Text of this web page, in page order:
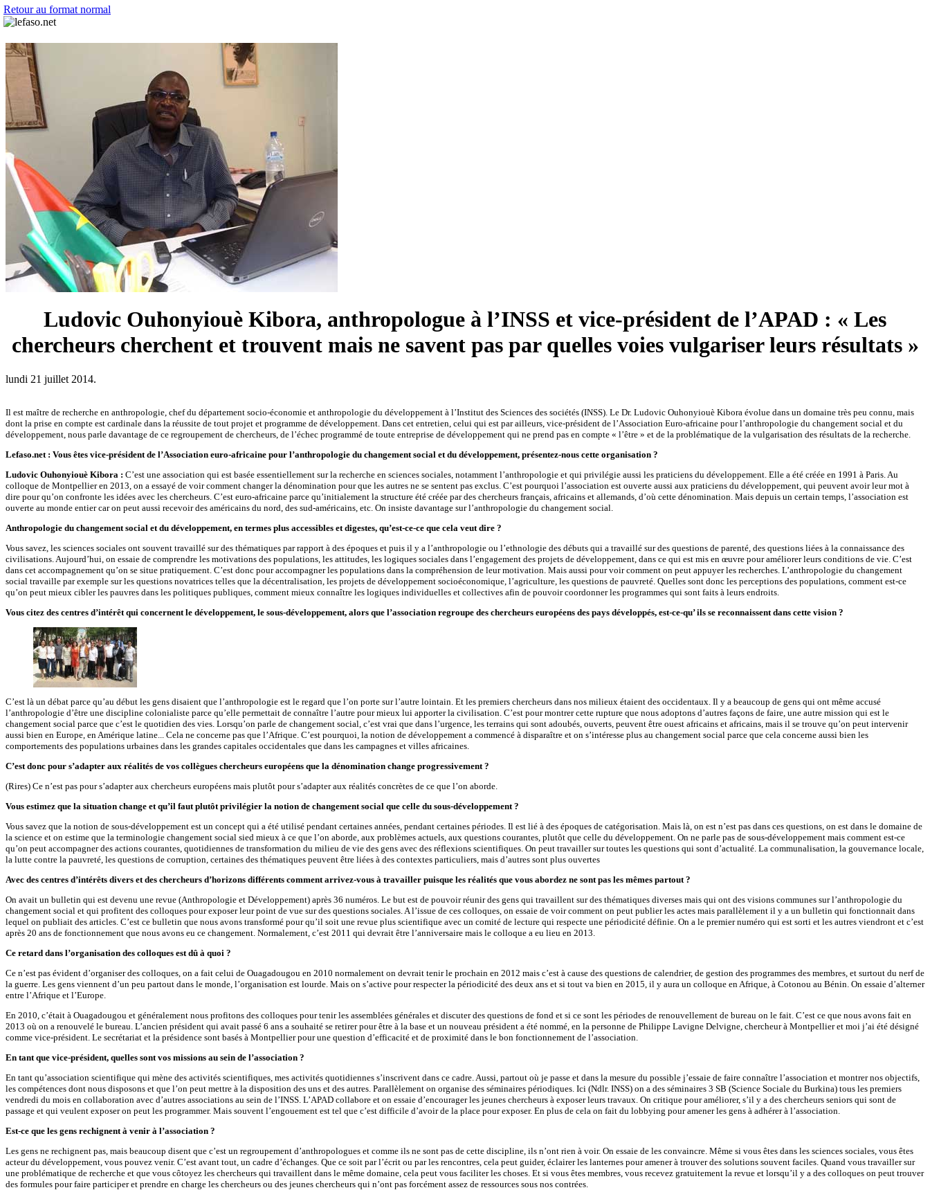
Retour au format normal
Ludovic Ouhonyiouè Kibora, anthropologue à l’INSS et vice-président de l’APAD : « Les
chercheurs cherchent et trouvent mais ne savent pas par quelles voies vulgariser leurs résultats »
lundi 21 juillet 2014.
Il est maître de recherche en anthropologie, chef du département socio-économie et anthropologie du développement à l’Institut des Sciences des sociétés (INSS). Le Dr. Ludovic Ouhonyiouè Kibora évolue dans un domaine très peu connu, mais
dont la prise en compte est cardinale dans la réussite de tout projet et programme de développement. Dans cet entretien, celui qui est par ailleurs, vice-président de l’Association Euro-africaine pour l’anthropologie du changement social et du
développement, nous parle davantage de ce regroupement de chercheurs, de l’échec programmé de toute entreprise de développement qui ne prend pas en compte « l’être » et de la problématique de la vulgarisation des résultats de la recherche.
Lefaso.net : Vous êtes vice-président de l’Association euro-africaine pour l’anthropologie du changement social et du développement, présentez-nous cette organisation ?
Ludovic Ouhonyiouè Kibora : C’est une association qui est basée essentiellement sur la recherche en sciences sociales, notamment l’anthropologie et qui privilégie aussi les praticiens du développement. Elle a été créée en 1991 à Paris. Au
colloque de Montpellier en 2013, on a essayé de voir comment changer la dénomination pour que les autres ne se sentent pas exclus. C’est pourquoi l’association est ouverte aussi aux praticiens du développement, qui peuvent avoir leur mot à
dire pour qu’on confronte les idées avec les chercheurs. C’est euro-africaine parce qu’initialement la structure été créée par des chercheurs français, africains et allemands, d’où cette dénomination. Mais depuis un certain temps, l’association est
ouverte au monde entier car on peut aussi recevoir des américains du nord, des sud-américains, etc. On insiste davantage sur l’anthropologie du changement social.
Anthropologie du changement social et du développement, en termes plus accessibles et digestes, qu’est-ce-ce que cela veut dire ?
Vous savez, les sciences sociales ont souvent travaillé sur des thématiques par rapport à des époques et puis il y a l’anthropologie ou l’ethnologie des débuts qui a travaillé sur des questions de parenté, des questions liées à la connaissance des
civilisations. Aujourd’hui, on essaie de comprendre les motivations des populations, les attitudes, les logiques sociales dans l’engagement des projets de développement, dans ce qui est mis en œuvre pour améliorer leurs conditions de vie. C’est
dans cet accompagnement qu’on se situe pratiquement. C’est donc pour accompagner les populations dans la compréhension de leur motivation. Mais aussi pour voir comment on peut appuyer les recherches. L’anthropologie du changement
social travaille par exemple sur les questions novatrices telles que la décentralisation, les projets de développement socioéconomique, l’agriculture, les questions de pauvreté. Quelles sont donc les perceptions des populations, comment est-ce
qu’on peut mieux cibler les pauvres dans les politiques publiques, comment mieux connaître les logiques individuelles et collectives afin de pouvoir coordonner les programmes qui sont faits à leurs endroits.
Vous citez des centres d’intérêt qui concernent le développement, le sous-développement, alors que l’association regroupe des chercheurs européens des pays développés, est-ce-qu’ ils se reconnaissent dans cette vision ?
C’est là un débat parce qu’au début les gens disaient que l’anthropologie est le regard que l’on porte sur l’autre lointain. Et les premiers chercheurs dans nos milieux étaient des occidentaux. Il y a beaucoup de gens qui ont même accusé
l’anthropologie d’être une discipline colonialiste parce qu’elle permettait de connaître l’autre pour mieux lui apporter la civilisation. C’est pour montrer cette rupture que nous adoptons d’autres façons de faire, une autre mission qui est le
changement social parce que c’est le quotidien des vies. Lorsqu’on parle de changement social, c’est vrai que dans l’urgence, les terrains qui sont adoubés, ouverts, peuvent être ouest africains et africains, mais il se trouve qu’on peut intervenir
aussi bien en Europe, en Amérique latine... Cela ne concerne pas que l’Afrique. C’est pourquoi, la notion de développement a commencé à disparaître et on s’intéresse plus au changement social parce que cela concerne aussi bien les
comportements des populations urbaines dans les grandes capitales occidentales que dans les campagnes et villes africaines.
C’est donc pour s’adapter aux réalités de vos collègues chercheurs européens que la dénomination change progressivement ?
(Rires) Ce n’est pas pour s’adapter aux chercheurs européens mais plutôt pour s’adapter aux réalités concrètes de ce que l’on aborde.
Vous estimez que la situation change et qu’il faut plutôt privilégier la notion de changement social que celle du sous-développement ?
Vous savez que la notion de sous-développement est un concept qui a été utilisé pendant certaines années, pendant certaines périodes. Il est lié à des époques de catégorisation. Mais là, on est n’est pas dans ces questions, on est dans le domaine de
la science et on estime que la terminologie changement social sied mieux à ce que l’on aborde, aux problèmes actuels, aux questions courantes, plutôt que celle du développement. On ne parle pas de sous-développement mais comment est-ce
qu’on peut accompagner des actions courantes, quotidiennes de transformation du milieu de vie des gens avec des réflexions scientifiques. On peut travailler sur toutes les questions qui sont d’actualité. La communalisation, la gouvernance locale,
la lutte contre la pauvreté, les questions de corruption, certaines des thématiques peuvent être liées à des contextes particuliers, mais d’autres sont plus ouvertes
Avec des centres d’intérêts divers et des chercheurs d’horizons différents comment arrivez-vous à travailler puisque les réalités que vous abordez ne sont pas les mêmes partout ?
On avait un bulletin qui est devenu une revue (Anthropologie et Développement) après 36 numéros. Le but est de pouvoir réunir des gens qui travaillent sur des thématiques diverses mais qui ont des visions communes sur l’anthropologie du
changement social et qui profitent des colloques pour exposer leur point de vue sur des questions sociales. A l’issue de ces colloques, on essaie de voir comment on peut publier les actes mais parallèlement il y a un bulletin qui fonctionnait dans
lequel on publiait des articles. C’est ce bulletin que nous avons transformé pour qu’il soit une revue plus scientifique avec un comité de lecture qui respecte une périodicité définie. On a le premier numéro qui est sorti et les autres viendront et c’est
après 20 ans de fonctionnement que nous avons eu ce changement. Normalement, c’est 2011 qui devrait être l’anniversaire mais le colloque a eu lieu en 2013.
Ce retard dans l’organisation des colloques est dû à quoi ?
Ce n’est pas évident d’organiser des colloques, on a fait celui de Ouagadougou en 2010 normalement on devrait tenir le prochain en 2012 mais c’est à cause des questions de calendrier, de gestion des programmes des membres, et surtout du nerf de
la guerre. Les gens viennent d’un peu partout dans le monde, l’organisation est lourde. Mais on s’active pour respecter la périodicité des deux ans et si tout va bien en 2015, il y aura un colloque en Afrique, à Cotonou au Bénin. On essaie d’alterner
entre l’Afrique et l’Europe.
En 2010, c’était à Ouagadougou et généralement nous profitons des colloques pour tenir les assemblées générales et discuter des questions de fond et si ce sont les périodes de renouvellement de bureau on le fait. C’est ce que nous avons fait en
2013 où on a renouvelé le bureau. L’ancien président qui avait passé 6 ans a souhaité se retirer pour être à la base et un nouveau président a été nommé, en la personne de Philippe Lavigne Delvigne, chercheur à Montpellier et moi j’ai été désigné
comme vice-président. Le secrétariat et la présidence sont basés à Montpellier pour une question d’efficacité et de proximité dans le bon fonctionnement de l’association.
En tant que vice-président, quelles sont vos missions au sein de l’association ?
En tant qu’association scientifique qui mène des activités scientifiques, mes activités quotidiennes s’inscrivent dans ce cadre. Aussi, partout où je passe et dans la mesure du possible j’essaie de faire connaître l’association et montrer nos objectifs,
les compétences dont nous disposons et que l’on peut mettre à la disposition des uns et des autres. Parallèlement on organise des séminaires périodiques. Ici (Ndlr. INSS) on a des séminaires 3 SB (Science Sociale du Burkina) tous les premiers
vendredi du mois en collaboration avec d’autres associations au sein de l’INSS. L’APAD collabore et on essaie d’encourager les jeunes chercheurs à exposer leurs travaux. On critique pour améliorer, s’il y a des chercheurs seniors qui sont de
passage et qui veulent exposer on peut les programmer. Mais souvent l’engouement est tel que c’est difficile d’avoir de la place pour exposer. En plus de cela on fait du lobbying pour amener les gens à adhérer à l’association.
Est-ce que les gens rechignent à venir à l’association ?
Les gens ne rechignent pas, mais beaucoup disent que c’est un regroupement d’anthropologues et comme ils ne sont pas de cette discipline, ils n’ont rien à voir. On essaie de les convaincre. Même si vous êtes dans les sciences sociales, vous êtes
acteur du développement, vous pouvez venir. C’est avant tout, un cadre d’échanges. Que ce soit par l’écrit ou par les rencontres, cela peut guider, éclairer les lanternes pour amener à trouver des solutions souvent faciles. Quand vous travailler sur
une problématique de recherche et que vous côtoyez les chercheurs qui travaillent dans le même domaine, cela peut vous faciliter les choses. Et si vous êtes membres, vous recevez gratuitement la revue et lorsqu’il y a des colloques on peut trouver
des formules pour faire participer et prendre en charge les chercheurs ou des jeunes chercheurs qui n’ont pas forcément assez de ressources sous nos contrées.